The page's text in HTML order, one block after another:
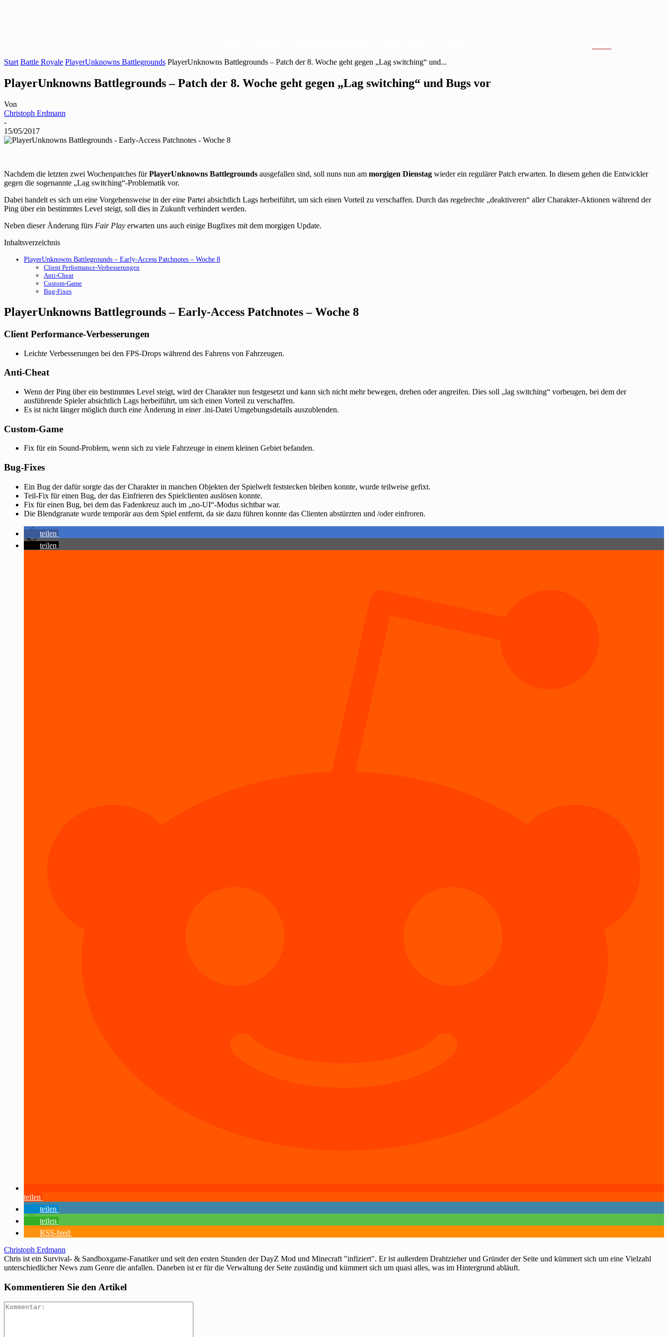
Start Battle Royale PlayerUnknowns Battlegrounds PlayerUnknowns Battlegrounds – Patch der 8. Woche geht gegen „Lag switching“ und...
PlayerUnknowns Battlegrounds – Patch der 8. Woche geht gegen „Lag switching“ und Bugs vor
Von
Christoph Erdmann
-
15/05/2017
Nachdem die letzten zwei Wochenpatches fürPlayerUnknowns Battlegrounds ausgefallen sind, soll nuns nun am morgigen Dienstag wieder ein regulärer Patch erwarten. In diesem gehen die Entwickler
gegen die sogenannte „Lag switching“-Problematik vor.
Dabei handelt es sich um eine Vorgehensweise in der eine Partei absichtlich Lags herbeiführt, um sich einen Vorteil zu verschaffen. Durch das regelrechte „deaktiveren“ aller Charakter-Aktionen während der
Ping über ein bestimmtes Level steigt, soll dies in Zukunft verhindert werden.
Neben dieser Änderung fürs Fair Play erwarten uns auch einige Bugfixes mit dem morgigen Update.
Inhaltsverzeichnis
PlayerUnknowns Battlegrounds – Early-Access Patchnotes – Woche 8
Client Performance-Verbesserungen
Anti-Cheat
Custom-Game
Bug-Fixes
PlayerUnknowns Battlegrounds – Early-Access Patchnotes – Woche 8
Client Performance-Verbesserungen
Leichte Verbesserungen bei den FPS-Drops während des Fahrens von Fahrzeugen.
Anti-Cheat
Wenn der Ping über ein bestimmtes Level steigt, wird der Charakter nun festgesetzt und kann sich nicht mehr bewegen, drehen oder angreifen. Dies soll „lag switching“ vorbeugen, bei dem der
ausführende Spieler absichtlich Lags herbeiführt, um sich einen Vorteil zu verschaffen.
Es ist nicht länger möglich durch eine Änderung in einer .ini-Datei Umgebungsdetails auszublenden.
Custom-Game
Fix für ein Sound-Problem, wenn sich zu viele Fahrzeuge in einem kleinen Gebiet befanden.
Bug-Fixes
Ein Bug der dafür sorgte das der Charakter in manchen Objekten der Spielwelt feststecken bleiben konnte, wurde teilweise gefixt.
Teil-Fix für einen Bug, der das Einfrieren des Spielclienten auslösen konnte.
Fix für einen Bug, bei dem das Fadenkreuz auch im „no-UI“-Modus sichtbar war.
Die Blendgranate wurde temporär aus dem Spiel entfernt, da sie dazu führen konnte das Clienten abstürzten und /oder einfroren.
teilen
teilen
teilen
teilen
teilen
RSS-feed
Christoph Erdmann
Chris ist ein Survival- & Sandboxgame-Fanatiker und seit den ersten Stunden der DayZ Mod und Minecraft "infiziert". Er ist außerdem Drahtzieher und Gründer der Seite und kümmert sich um eine Vielzahl
unterschiedlicher News zum Genre die anfallen. Daneben ist er für die Verwaltung der Seite zuständig und kümmert sich um quasi alles, was im Hintergrund abläuft.
Kommentieren Sie den Artikel